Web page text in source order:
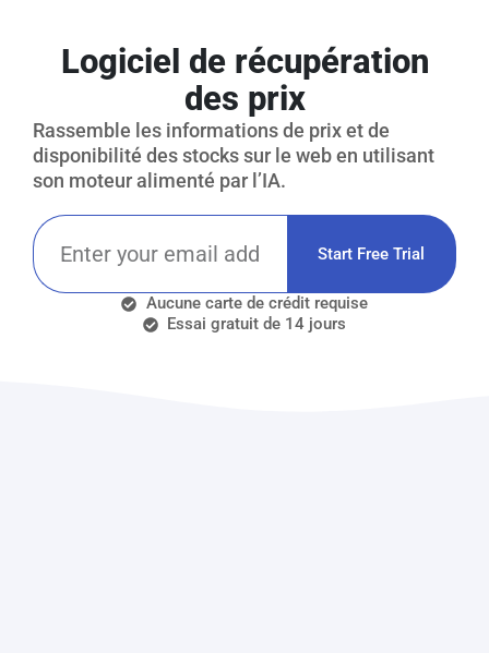
Logiciel de récupération
des prix
Rassemble les informations de prix et de
disponibilité des stocks sur le web en utilisant
son moteur alimenté par l’IA.
Start Free Trial
Aucune carte de crédit requise
Essai gratuit de 14 jours